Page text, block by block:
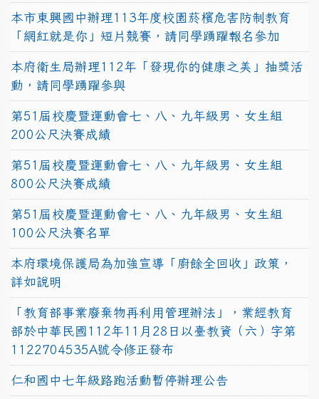
本市東興國中辦理113年度校園菸檳危害防制教育
「網紅就是你」短片競賽，請同學踴躍報名參加
本府衛生局辦理112年「發現你的健康之美」抽獎活
動，請同學踴躍參與
第51屆校慶暨運動會七、八、九年級男、女生組
200公尺決賽成績
第51屆校慶暨運動會七、八、九年級男、女生組
800公尺決賽成績
第51屆校慶暨運動會七、八、九年級男、女生組
100公尺決賽名單
本府環境保護局為加強宣導「廚餘全回收」政策，
詳如說明
「教育部事業廢棄物再利用管理辦法」，業經教育
部於中華民國112年11月28日以臺教資（六）字第
1122704535A號令修正發布
仁和國中七年級路跑活動暫停辦理公告